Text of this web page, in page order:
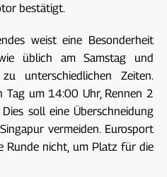
bestätigt.
weist eine Besonderheit
üblich am Samstag und
unterschiedlichen Zeiten.
um 14:00 Uhr, Rennen 2
soll eine Überschneidung
vermeiden. Eurosport
Runde nicht, um Platz für die